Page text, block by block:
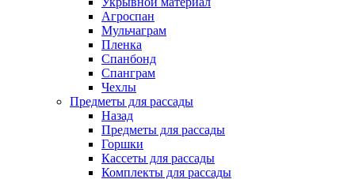
Агроспан
Мульчаграм
Пленка
Спанбонд
Спанграм
Чехлы
Предметы для рассады
Назад
Предметы для рассады
Горшки
Кассеты для рассады
Комплекты для рассады